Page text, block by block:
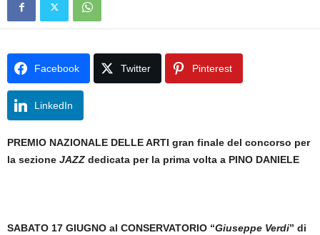
Facebook Twitter Pinterest
LinkedIn
PREMIO NAZIONALE DELLE ARTI gran finale del concorso per
la sezione JAZZ dedicata per la prima volta a PINO DANIELE
SABATO 17 GIUGNO al CONSERVATORIO “Giuseppe Verdi” di